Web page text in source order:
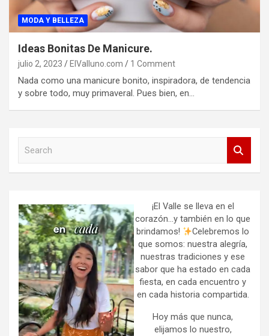
MODA Y BELLEZA
Ideas Bonitas De Manicure.
julio 2, 2023 ElValluno.com 1 Comment
Nada como una manicure bonito, inspiradora, de tendencia
y sobre todo, muy primaveral. Pues bien, en…
h
¡El Valle se lleva en el
corazón…y también en lo que
brindamos!
Celebremos lo
que somos: nuestra alegría,
nuestras tradiciones y ese
sabor que ha estado en cada
fiesta, en cada encuentro y
en cada historia compartida.
Hoy más que nunca,
elijamos lo nuestro,